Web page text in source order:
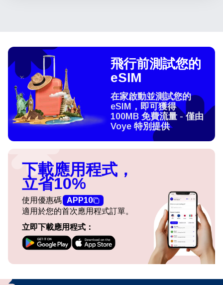
飛行前測試您的
eSIM
在家啟動並測試您的
eSIM，即可獲得
100MB 免費流量 - 僅由
Voye 特別提供
下載應用程式，
立省10%
使用優惠碼 APP10
適用於您的首次應用程式訂單。
立即下載應用程式：